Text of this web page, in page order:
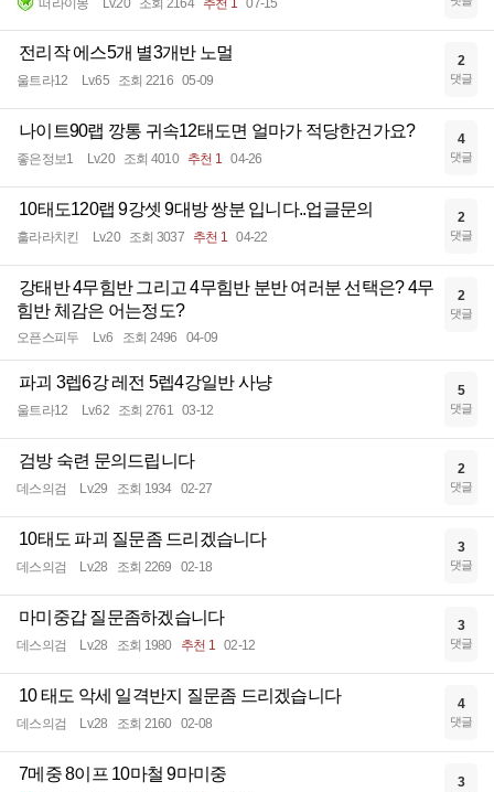
떠라이몽 Lv.20 조회 2164 추천 1 07-15
전리작 에스5개 별3개반 노멀
울트라12 Lv.65 조회 2216 05-09
2
댓글
나이트90랩 깡통 귀속12태도면 얼마가 적당한건가요?
좋은정보1 Lv.20 조회 4010 추천 1 04-26
4
댓글
10태도120랩 9강셋 9대방 쌍분 입니다..업글문의
훌라라치킨 Lv.20 조회 3037 추천 1 04-22
2
댓글
강태반 4무힘반 그리고 4무힘반 분반 여러분 선택은? 4무
힘반 체감은 어는정도?
오픈스피두 Lv.6 조회 2496 04-09
2
댓글
파괴 3렙6강 레전 5렙4강일반 사냥
울트라12 Lv.62 조회 2761 03-12
5
댓글
검방 숙련 문의드립니다
데스의검 Lv.29 조회 1934 02-27
2
댓글
10태도 파괴 질문좀 드리겠습니다
데스의검 Lv.28 조회 2269 02-18
3
댓글
마미중갑 질문좀하겠습니다
데스의검 Lv.28 조회 1980 추천 1 02-12
3
댓글
10 태도 악세 일격반지 질문좀 드리겠습니다
데스의검 Lv.28 조회 2160 02-08
4
댓글
7메중 8이프 10마철 9마미중 3